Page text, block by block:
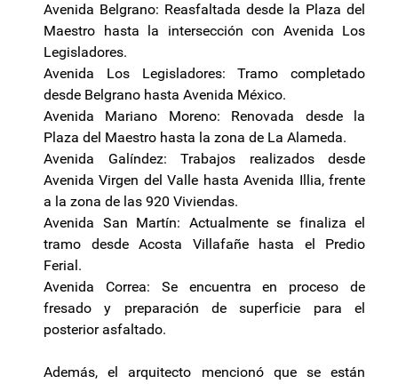
Avenida Belgrano: Reasfaltada desde la Plaza del
Maestro hasta la intersección con Avenida Los
Legisladores.
Avenida Los Legisladores: Tramo completado
desde Belgrano hasta Avenida México.
Avenida Mariano Moreno: Renovada desde la
Plaza del Maestro hasta la zona de La Alameda.
Avenida Galíndez: Trabajos realizados desde
Avenida Virgen del Valle hasta Avenida Illia, frente
a la zona de las 920 Viviendas.
Avenida San Martín: Actualmente se finaliza el
tramo desde Acosta Villafañe hasta el Predio
Ferial.
Avenida Correa: Se encuentra en proceso de
fresado y preparación de superficie para el
posterior asfaltado.
Además, el arquitecto mencionó que se están